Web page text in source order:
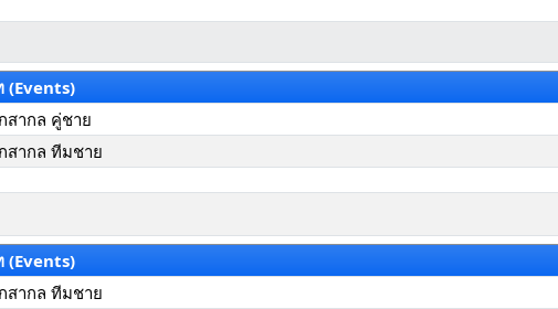
(Events)
สากล คู่ชาย
สากล ทีมชาย
(Events)
สากล ทีมชาย